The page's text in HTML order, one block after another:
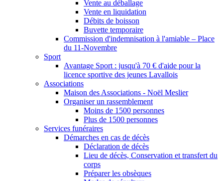
Vente au déballage
Vente en liquidation
Débits de boisson
Buvette temporaire
Commission d'indemnisation à l'amiable – Place
du 11-Novembre
Sport
Avantage Sport : jusqu'à 70 € d'aide pour la
licence sportive des jeunes Lavallois
Associations
Maison des Associations - Noël Meslier
Organiser un rassemblement
Moins de 1500 personnes
Plus de 1500 personnes
Services funéraires
Démarches en cas de décès
Déclaration de décès
Lieu de décès, Conservation et transfert du
corps
Préparer les obsèques